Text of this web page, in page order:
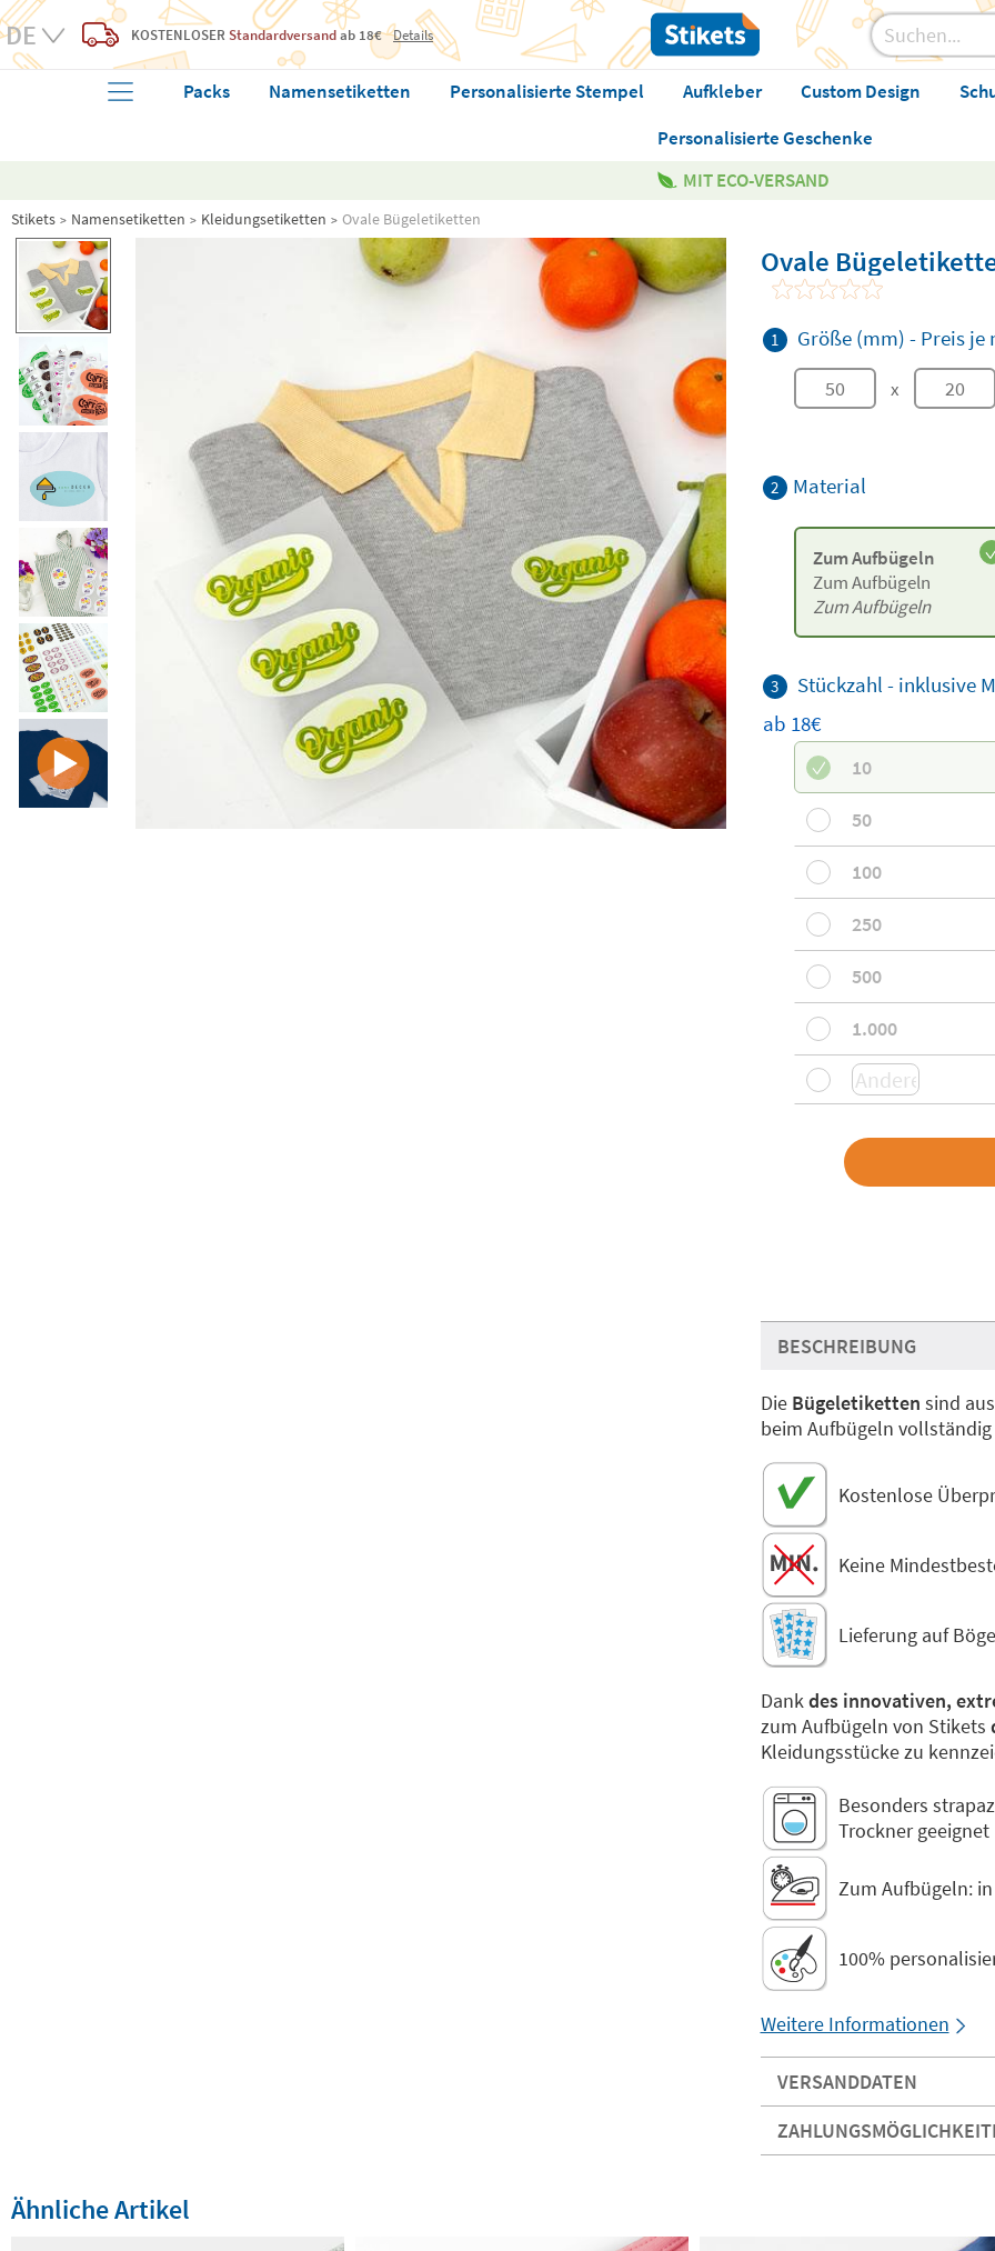
KOSTENLOSER Standardversandab 18€ Details
Packs Namensetiketten Personalisierte Stempel Aufkleber Custom Design
Personalisierte Geschenke
MIT ECO-VERSAND
Stikets Namensetiketten Kleidungsetiketten Ovale Bügeletiketten
Ovale
1 Größe (mm) - Preis je
x
2 Material
Zum Aufbügeln
Zum Aufbügeln
Zum Aufbügeln
3
Stückzahl - inklusive
ab 18€
10
50
100
250
500
1.000
BESCHREIBUNG
DieBügeletiketten sind
beim Aufbügeln
Kostenlose
Keine
Lieferung auf
Dankdes innovativen,
zum Aufbügeln von Stikets
Kleidungsstücke zu
Besonders
Trockner geeignet
Zum Aufbügeln:
100%
Weitere Informationen
VERSANDDATEN
Ähnliche Artikel